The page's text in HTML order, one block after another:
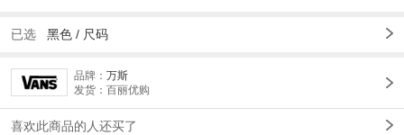
已选 黑色 / 尺码
品牌： 万斯
发货：百丽优购
喜欢此商品的人还买了